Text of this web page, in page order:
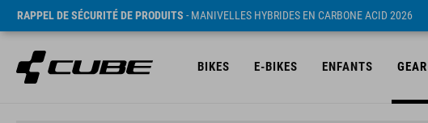
RAPPEL DE SÉCURITÉ DE PRODUITS - MANIVELLES HYBRIDES EN CARBONE ACID 2026
BIKES E-BIKES ENFANTS GEAR